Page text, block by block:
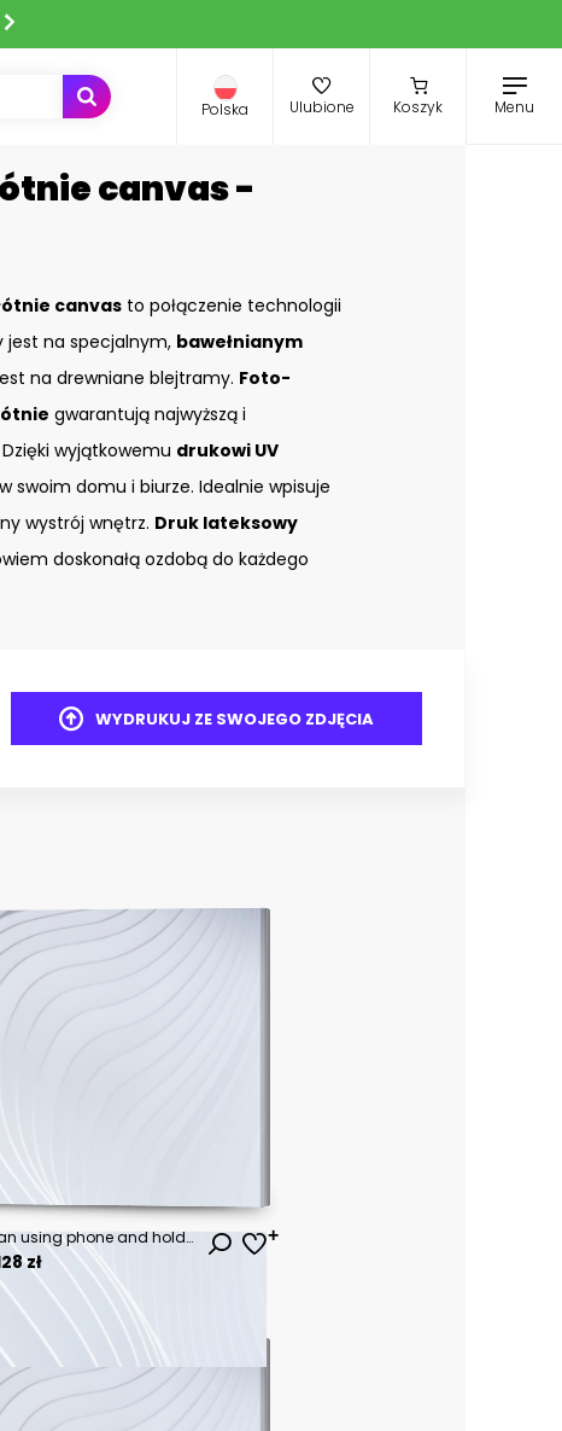
Polska Ulubione Koszyk Menu
canvas -
canvas to połączenie technologii
jest na specjalnym, bawełnianym
na drewniane blejtramy. Foto-
gwarantują najwyższą i
wyjątkowemu drukowi UV
swoim domu i biurze. Idealnie wpisuje
wystrój wnętrz. Druk lateksowy
doskonałą ozdobą do każdego
WYDRUKUJ ZE SWOJEGO ZDJĘCIA
Happy bearded hipster man using phone and holding cup of coffee
zł